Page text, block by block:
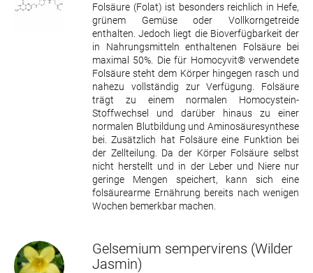
Folsäure (Folat) ist besonders reichlich in Hefe,
grünem Gemüse oder Vollkorngetreide
enthalten. Jedoch liegt die Bioverfügbarkeit der
in Nahrungsmitteln enthaltenen Folsäure bei
maximal 50%. Die für Homocyvit® verwendete
Folsäure steht dem Körper hingegen rasch und
nahezu vollständig zur Verfügung. Folsäure
trägt zu einem normalen Homocystein-
Stoffwechsel und darüber hinaus zu einer
normalen Blutbildung und Aminosäuresynthese
bei. Zusätzlich hat Folsäure eine Funktion bei
der Zellteilung. Da der Körper Folsäure selbst
nicht herstellt und in der Leber und Niere nur
geringe Mengen speichert, kann sich eine
folsäurearme Ernährung bereits nach wenigen
Wochen bemerkbar machen.
Gelsemium sempervirens (Wilder
Jasmin)